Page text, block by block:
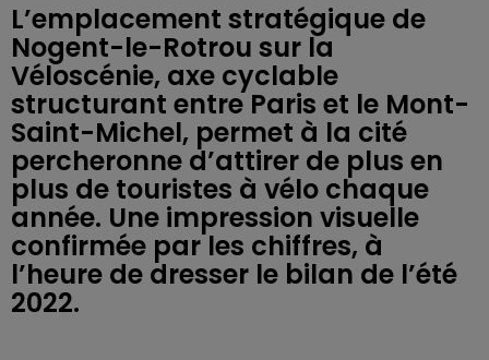
L’emplacement stratégique de
Nogent-le-Rotrou sur la
Véloscénie, axe cyclable
structurant entre Paris et le Mont-
Saint-Michel, permet à la cité
percheronne d’attirer de plus en
plus de touristes à vélo chaque
année. Une impression visuelle
confirmée par les chiffres, à
l’heure de dresser le bilan de l’été
2022.